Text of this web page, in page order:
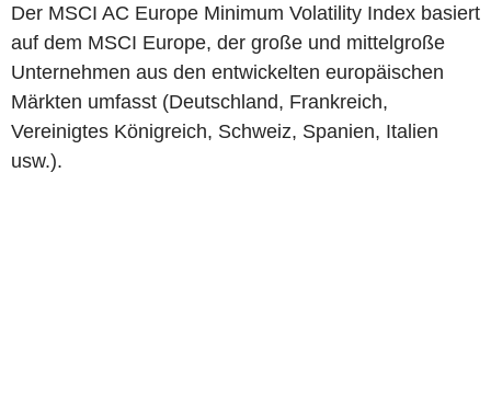
Der MSCI AC Europe Minimum Volatility Index basiert
auf dem MSCI Europe, der große und mittelgroße
Unternehmen aus den entwickelten europäischen
Märkten umfasst (Deutschland, Frankreich,
Vereinigtes Königreich, Schweiz, Spanien, Italien
usw.).